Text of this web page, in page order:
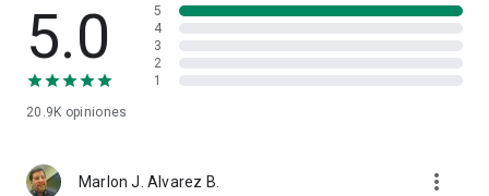
5.0
20.9K opiniones
5
4
3
2
1
Marlon J. Alvarez B. more_vert